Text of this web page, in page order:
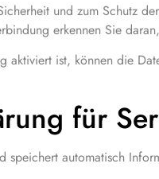
und zum Schutz
erkennen Sie
aktiviert ist, können die
für
automatisch